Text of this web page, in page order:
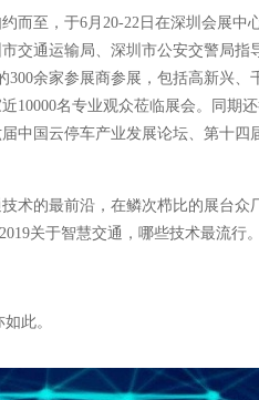
而至，于6月20-22日在深圳会展中
交通运输局、深圳市公安交警局指
300余家参展商参展，包括高新兴、
10000名专业观众莅临展会。同期
中国云停车产业发展论坛、第十四
术的最前沿，在鳞次栉比的展台众
关于智慧交通，哪些技术最流行。
此。